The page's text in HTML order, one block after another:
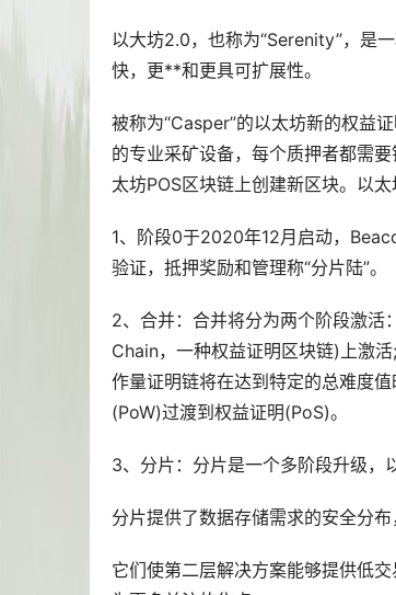
以大坊2.0，也称为“Serenity”，是
快，更**和更具可扩展性。
被称为“Casper”的以太坊新的权益
的专业采矿设备，每个质押者都需
太坊POS区块链上创建新区块。以
1、阶段0于2020年12月启动，
验证，抵押奖励和管理称“分片陆”。
2、合并：合并将分为两个阶段激
Chain，一种权益证明区块链)上激
作量证明链将在达到特定的总难度
(PoW)过渡到权益证明(PoS)。
3、分片：分片是一个多阶段升级，
分片提供了数据存储需求的安全分
它们使第二层解决方案能够提供低